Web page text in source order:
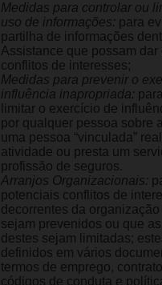
Medidas para controlar ou
uso de informações: para
partilha de informações
Assistance que possam dar
conflitos de interesses;
Medidas para prevenir o
influência inapropriada:
limitar o exercício de
por qualquer pessoa sobre
uma pessoa “vinculada”
atividade ou presta um
profissão de seguros.
Arranjos Organizacionais:
potenciais conflitos de
decorrentes da
sejam prevenidos ou que
destes sejam limitadas;
definidos em vários
termos de emprego,
códigos de conduta e